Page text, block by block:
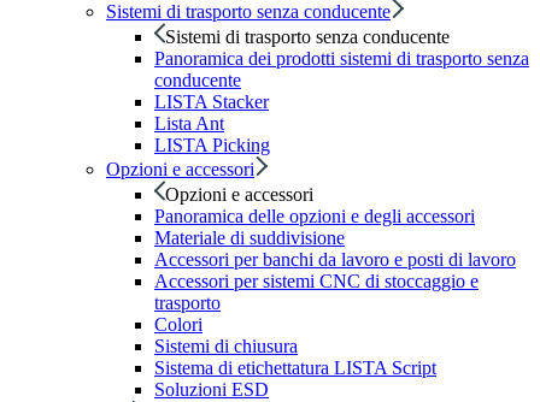
Sistemi di trasporto senza conducente
Sistemi di trasporto senza conducente
Panoramica dei prodotti sistemi di trasporto senza
conducente
LISTA Stacker
Lista Ant
LISTA Picking
Opzioni e accessori
Opzioni e accessori
Panoramica delle opzioni e degli accessori
Materiale di suddivisione
Accessori per banchi da lavoro e posti di lavoro
Accessori per sistemi CNC di stoccaggio e
trasporto
Colori
Sistemi di chiusura
Sistema di etichettatura LISTA Script
Soluzioni ESD